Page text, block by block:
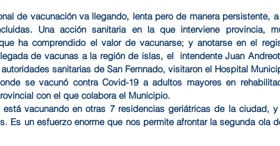
de vacunación va llegando, lenta pero de manera persistente,
Una acción sanitaria en la que interviene provincia,
ha comprendido el valor de vacunarse; y anotarse en el
de vacunas a la región de islas, el  intendente Juan
sanitarias de San Fernnado, visitaron el Hospital
se vacunó contra Covid-19 a adultos mayores en
con el que colabora el Municipio.
está vacunando en otras 7 residencias geriátricas de la ciudad,
Es un esfuerzo enorme que nos permite afrontar la segunda ola